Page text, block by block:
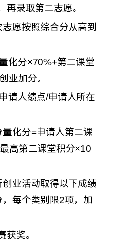
再录取第二志愿。
愿按照综合分从高到
化分×70%+第二课堂
业加分。
请人绩点/申请人所在
量化分=申请人第二课
高第二课堂积分×10
创业活动取得以下成绩
每个类别限2项，加
奖。